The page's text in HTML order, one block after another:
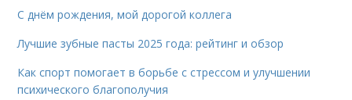
С днём рождения, мой дорогой коллега
Лучшие зубные пасты 2025 года: рейтинг и обзор
Как спорт помогает в борьбе с стрессом и улучшении
психического благополучия